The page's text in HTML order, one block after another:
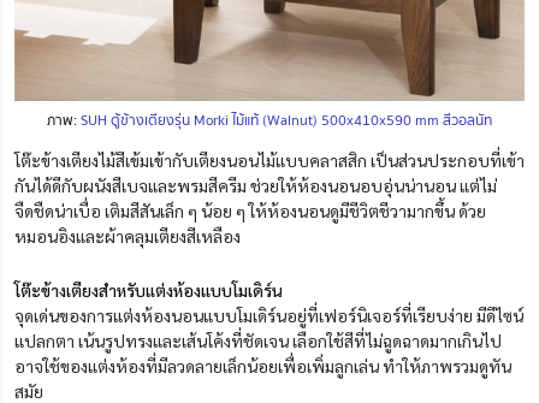
ภาพ:SUH ตู้ข้างเตียงรุ่น Morki ไม้แท้ (Walnut) 500x410x590 mm สีวอลนัท
โต๊ะข้างเตียงไม้สีเข้มเข้ากับเตียงนอนไม้แบบคลาสสิก เป็นส่วนประกอบที่เข้า
กันได้ดีกับผนังสีเบจและพรมสีครีม ช่วยให้ห้องนอนอบอุ่นน่านอน แต่ไม่
จืดชืดน่าเบื่อ เติมสีสันเล็ก ๆ น้อย ๆ ให้ห้องนอนดูมีชีวิตชีวามากขึ้น ด้วย
หมอนอิงและผ้าคลุมเตียงสีเหลือง
โต๊ะข้างเตียงสำหรับแต่งห้องแบบโมเดิร์น
จุดเด่นของการแต่งห้องนอนแบบโมเดิร์นอยู่ที่เฟอร์นิเจอร์ที่เรียบง่าย มีดีไซน์
แปลกตา เน้นรูปทรงและเส้นโค้งที่ชัดเจน เลือกใช้สีที่ไม่ฉูดฉาดมากเกินไป
อาจใช้ของแต่งห้องที่มีลวดลายเล็กน้อยเพื่อเพิ่มลูกเล่น ทำให้ภาพรวมดูทัน
สมัย